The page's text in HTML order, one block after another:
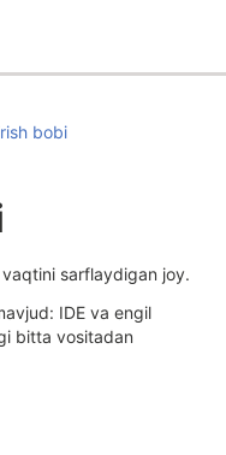
bobi
sarflaydigan joy.
IDE va engil
bitta vositadan